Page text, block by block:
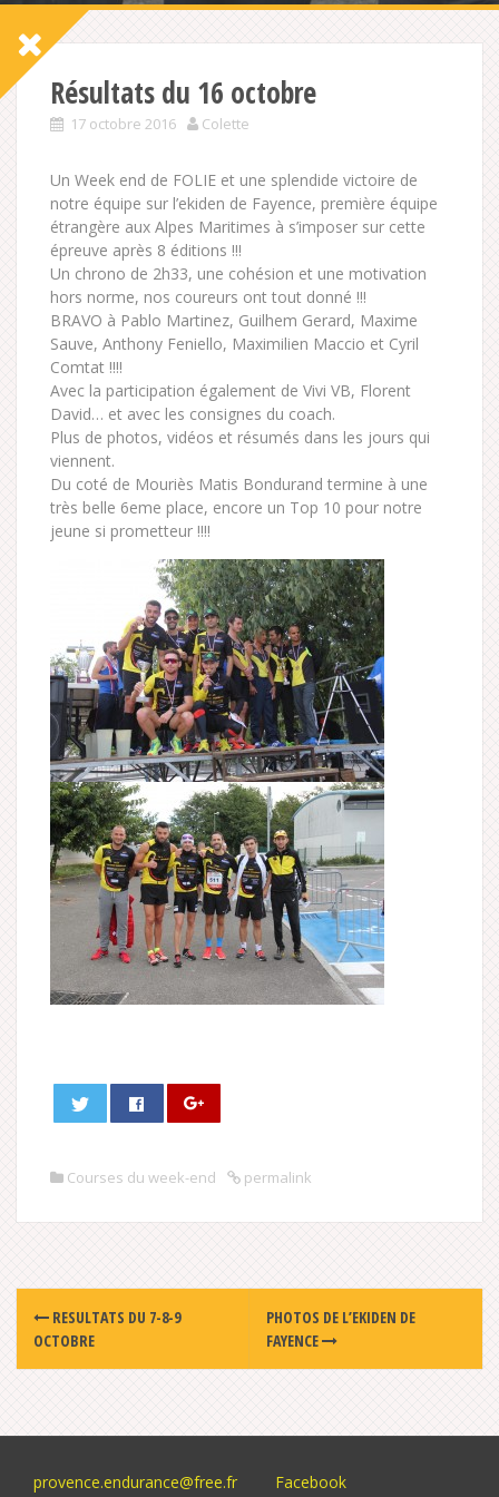
Résultats du 16 octobre
17 octobre 2016 Colette
Un Week end de FOLIE et une splendide victoire de
notre équipe sur l’ekiden de Fayence, première équipe
étrangère aux Alpes Maritimes à s’imposer sur cette
épreuve après 8 éditions !!!
Un chrono de 2h33, une cohésion et une motivation
hors norme, nos coureurs ont tout donné !!!
BRAVO à Pablo Martinez, Guilhem Gerard, Maxime
Sauve, Anthony Feniello, Maximilien Maccio et Cyril
Comtat !!!!
Avec la participation également de Vivi VB, Florent
David… et avec les consignes du coach.
Plus de photos, vidéos et résumés dans les jours qui
viennent.
Du coté de Mouriès Matis Bondurand termine à une
très belle 6eme place, encore un Top 10 pour notre
jeune si prometteur !!!!
Courses du week-end permalink
Post
navigation
RESULTATS DU 7-8-9
OCTOBRE
PHOTOS DE L’EKIDEN DE
FAYENCE
provence.endurance@free.fr
Facebook